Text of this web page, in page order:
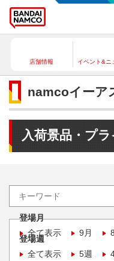
店舗情報 イベント&ニ
namcoイーア
入荷景品・プ
登場月
全て表示
9月
登場週
全て表示
5週